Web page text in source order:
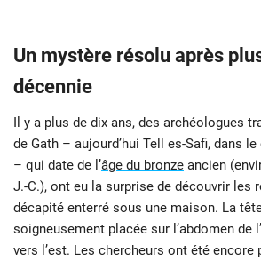
Un mystère résolu après
décennie
Il y a plus de dix ans, des archéologues
de Gath – aujourd’hui Tell es-Safi, dans le
– qui date de l’âge du bronze ancien
J.-C.), ont eu la surprise de découvrir les
décapité enterré sous une maison. La
soigneusement placée sur l’abdomen de
vers l’est. Les chercheurs ont été encore